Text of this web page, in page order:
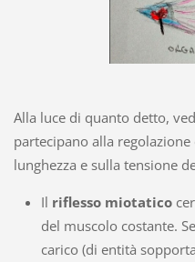
Alla luce di quanto detto,
partecipano alla
lunghezza e sulla tensione
Il riflesso miotatico
del muscolo costante.
carico (di entità